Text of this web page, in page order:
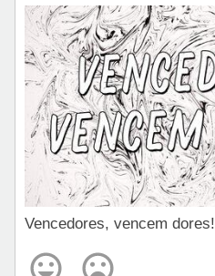
Vencedores, vencem dores!